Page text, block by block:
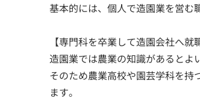
基本的には、個人で造園業を営む
【専門科を卒業して造園会社へ就
造園業では農業の知識があるとよ
そのため農業高校や園芸学科を持
ます。